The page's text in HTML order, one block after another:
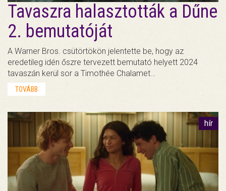
Tavaszra halasztották a Dűne
2. bemutatóját
A Warner Bros. csütörtökön jelentette be, hogy az
eredetileg idén őszre tervezett bemutató helyett 2024
tavaszán kerül sor a Timothée Chalamet…
TOVÁBB
hír